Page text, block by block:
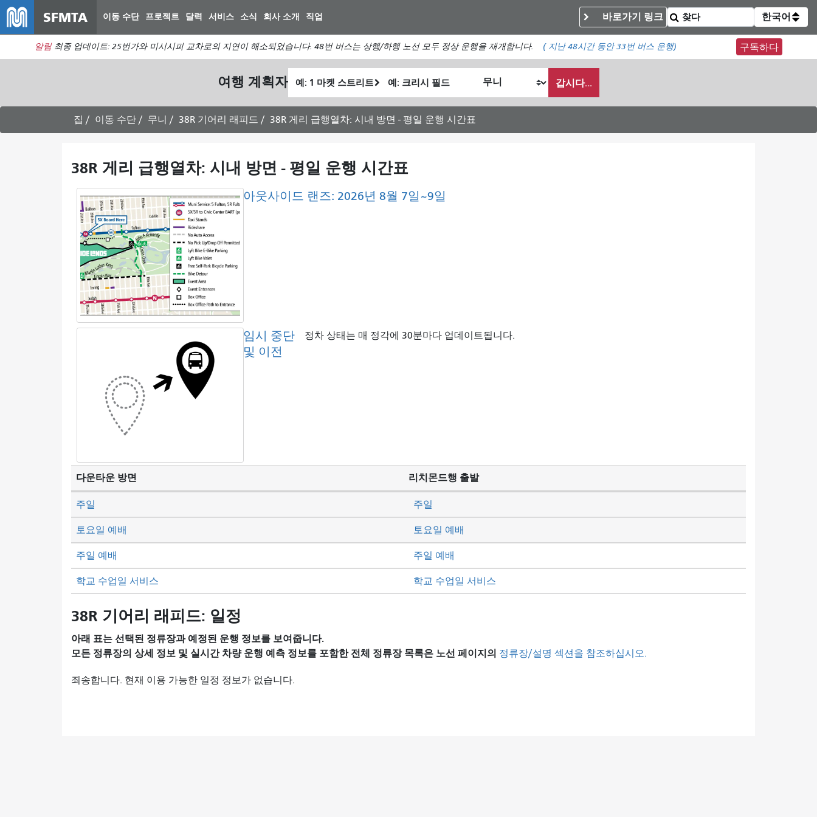
컨
텐
츠
로
건
너
뛰
SFMTA 이동 수단 프로젝트 달력 서비스 소식 회사 소개 직업 바로가기 링크 한국어
알림 최종 업데이트: 25번가와 미시시피 교차로의 지연이 해소되었습니다. 48번 버스는 상행/하행 노선 모두 정상 운행을 재개합니다. ( 지난 48시간 동안33번 버스 운행) 구독하다
여행 계획자
위
치
위
치
내
가
여
행
은
갑시다...
집 이동 수단 무니 38R 기어리 래피드 38R 게리 급행열차: 시내 방면 - 평일 운행 시간표
38R 게리 급행열차: 시내 방면 - 평일 운행 시간표
아웃사이드 랜즈: 2026년 8월 7일~9일
임시 중단
및 이전
정차 상태는 매 정각에 30분마다 업데이트됩니다.
다운타운 방면 리치몬드행 출발
토요일 예배 토요일 예배
주일 예배 주일 예배
주일 주일
학교 수업일 서비스 학교 수업일 서비스
38R 기어리 래피드: 일정
아래 표는 선택된 정류장과 예정된 운행 정보를 보여줍니다.
모든 정류장의 상세 정보 및 실시간 차량 운행 예측 정보를 포함한 전체 정류장 목록은 노선 페이지의 정류장/설명 섹션을 참조하십시오.
죄송합니다. 현재 이용 가능한 일정 정보가 없습니다.